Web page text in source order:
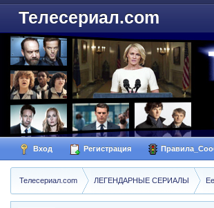
Телесериал.com
Вход Регистрация
Телесериал.com ЛЕГЕНДАРНЫЕ СЕРИАЛЫ